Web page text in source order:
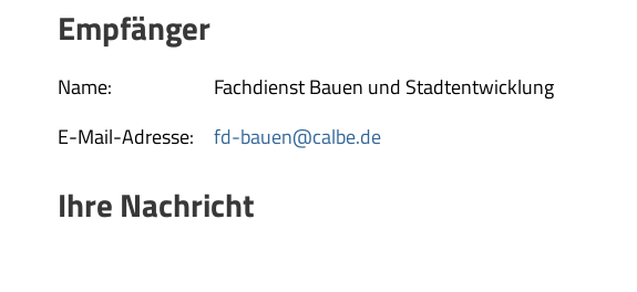
Empfänger
Name:
Fachdienst Bauen und Stadtentwicklung
E-Mail-Adresse:
fd-bauen@calbe.de
Ihre Nachricht